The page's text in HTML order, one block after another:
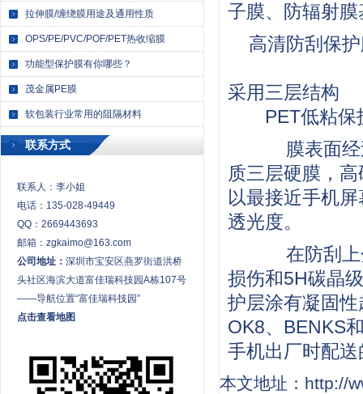
拉伸膜/缠绕膜用途及通用性质
OPS/PE/PVC/POF/PET热收缩膜
功能型保护膜有你哪些？
茂金属PE膜
软包装行业常用的阻隔材料
联系方式
联系人：李小姐
电话：135-028-49449
QQ：2669443693
邮箱：zgkaimo@163.com
公司地址： 深圳市宝安区燕罗街道洪桥
头社区海滨大道富佳瑞科技园A栋107号
——导航位置“富佳瑞科技园”
点击查看地图
子膜、防辐射
高清防刮保
采用三层结构
PET低粘保护
膜表面经
质三层硬膜，
以最接近手机
透光度。
在防刮上
损伤和5H碳晶
护层涂有凝固
OK8、BENKS
手机出厂时配
本文地址：http://